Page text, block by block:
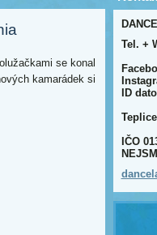
se konal
kamarádek si
Tel. +
ID
IČO